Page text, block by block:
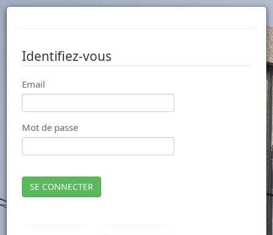
Identifiez-vous
Email
Mot de passe
SE CONNECTER